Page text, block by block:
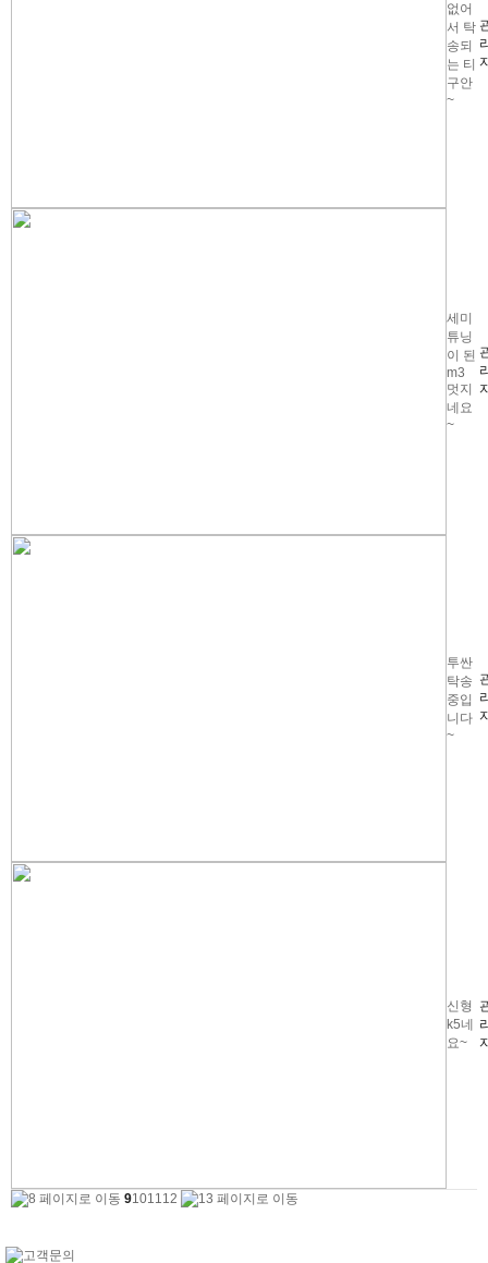
없어
서 탁
송되
는 티
구안
~
세미
튜닝
이 된
m3
멋지
네요
~
투싼
탁송
중입
니다
~
신형
k5네
요~
9101112